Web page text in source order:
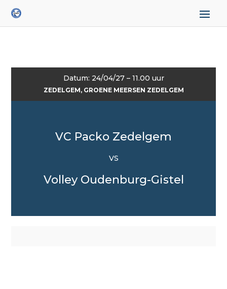
Datum: 24/04/27 – 11.00 uur
ZEDELGEM, GROENE MEERSEN ZEDELGEM
VC Packo Zedelgem
VS
Volley Oudenburg-Gistel